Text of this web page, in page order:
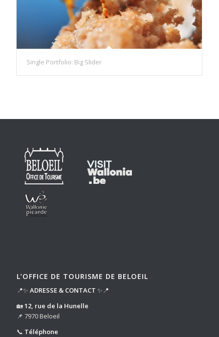
Single Portfolio: Big Slider
L’OFFICE DE TOURISME DE BELOEIL
📍✨ ADRESSE & CONTACT ✨📍
🏡12, rue de la Hunelle
📌 7970 Beloeil
📞 Téléphone